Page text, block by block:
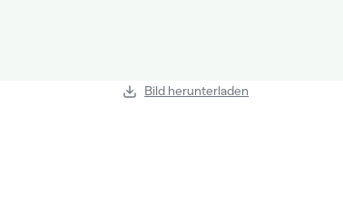
Bild herunterladen